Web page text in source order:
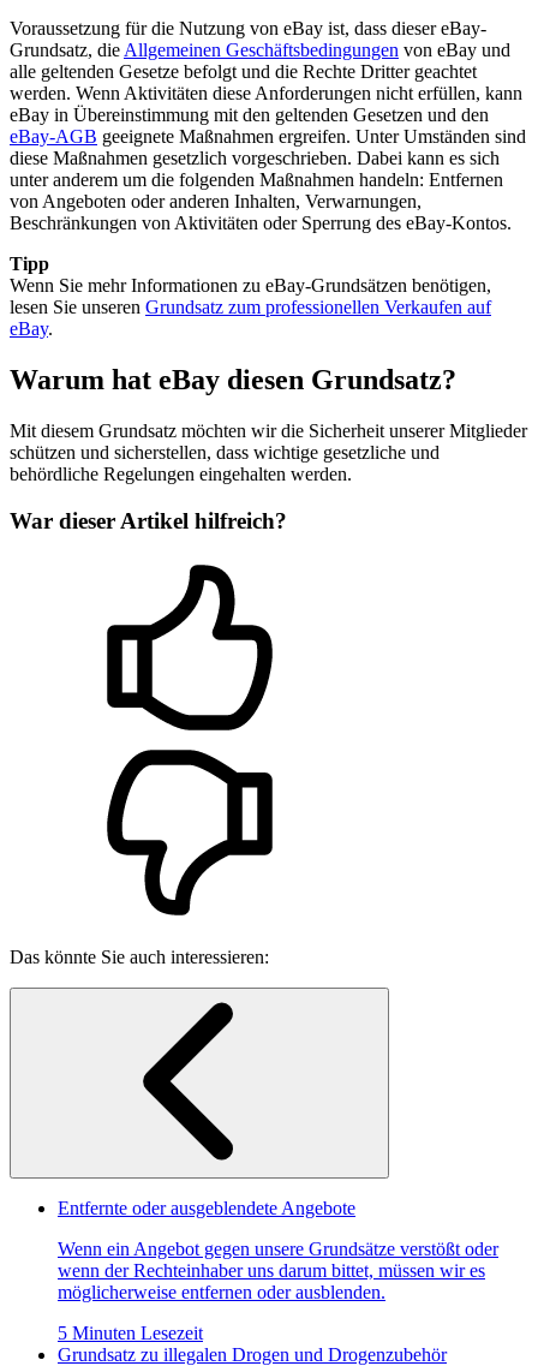
Voraussetzung für die Nutzung von eBay ist, dass dieser eBay-
Grundsatz, dieAllgemeinen Geschäftsbedingungen von eBay und
alle geltenden Gesetze befolgt und die Rechte Dritter geachtet
werden. Wenn Aktivitäten diese Anforderungen nicht erfüllen, kann
eBay in Übereinstimmung mit den geltenden Gesetzen und den
eBay-AGB geeignete Maßnahmen ergreifen. Unter Umständen sind
diese Maßnahmen gesetzlich vorgeschrieben. Dabei kann es sich
unter anderem um die folgenden Maßnahmen handeln: Entfernen
von Angeboten oder anderen Inhalten, Verwarnungen,
Beschränkungen von Aktivitäten oder Sperrung des eBay-Kontos.
Tipp
Wenn Sie mehr Informationen zu eBay-Grundsätzen benötigen,
lesen Sie unseren Grundsatz zum professionellen Verkaufen auf
eBay.
Warum hat eBay diesen Grundsatz?
Mit diesem Grundsatz möchten wir die Sicherheit unserer Mitglieder
schützen und sicherstellen, dass wichtige gesetzliche und
behördliche Regelungen eingehalten werden.
War dieser Artikel hilfreich?
Das könnte Sie auch interessieren:
Entfernte oder ausgeblendete Angebote
Wenn ein Angebot gegen unsere Grundsätze verstößt oder
wenn der Rechteinhaber uns darum bittet, müssen wir es
möglicherweise entfernen oder ausblenden.
5 Minuten Lesezeit
Grundsatz zu illegalen Drogen und Drogenzubehör